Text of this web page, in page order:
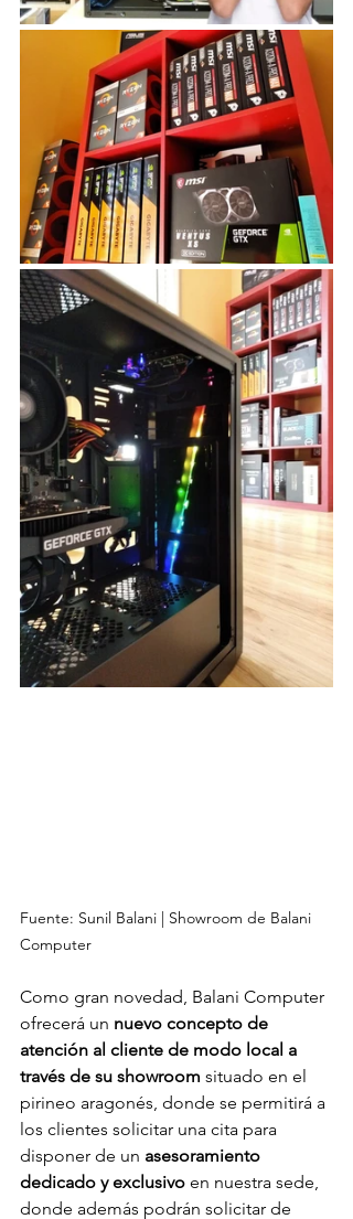
Fuente: Sunil Balani | Showroom de Balani
Computer
Como gran novedad, Balani Computer
ofrecerá un nuevo concepto de
atención al cliente de modo local a
través de su showroom situado en el
pirineo aragonés, donde se permitirá a
los clientes solicitar una cita para
disponer de un asesoramiento
dedicado y exclusivo en nuestra sede,
donde además podrán solicitar de